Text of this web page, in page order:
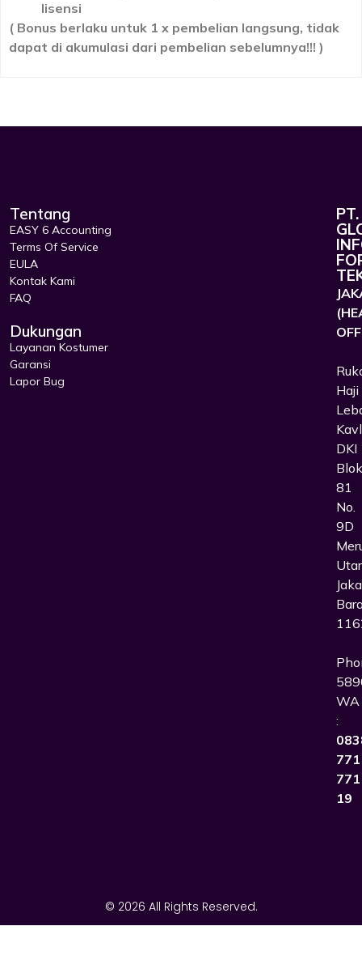
lisensi
( Bonus berlaku untuk 1 x pembelian langsung, tidak
dapat di akumulasi dari pembelian sebelumnya!!! )
PT.
Haji
DKI
Blok
81
No.
9D
WA
:
771
771
19
Tentang
EASY 6 Accounting
Terms Of Service
EULA
Kontak Kami
FAQ
Dukungan
Layanan Kostumer
Garansi
Lapor Bug
© 2026 All Rights Reserved.